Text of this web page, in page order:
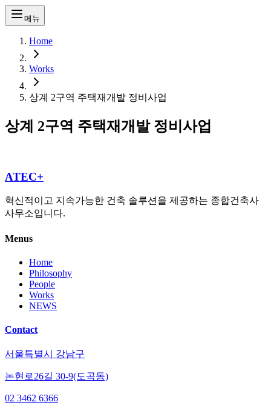
메뉴
Home
Works
상계 2구역 주택재개발 정비사업
상계 2구역 주택재개발 정비사업
ATEC+
혁신적이고 지속가능한 건축 솔루션을 제공하는 종합건축사
사무소입니다.
Menus
Home
Philosophy
People
Works
NEWS
Contact
서울특별시 강남구
논현로26길 30-9(도곡동)
02 3462 6366